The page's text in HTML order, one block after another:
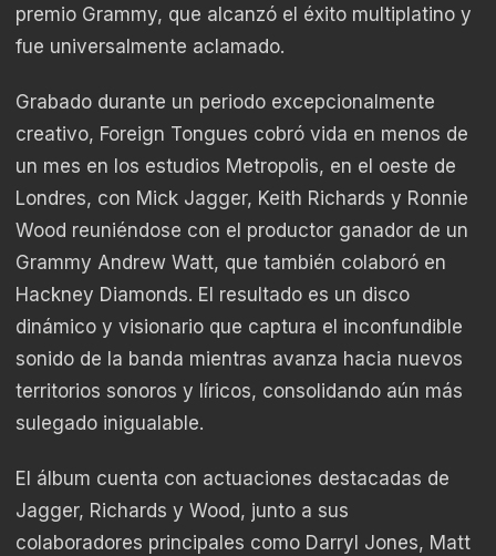
premio Grammy, que alcanzó el éxito multiplatino y
fue universalmente aclamado.
Grabado durante un periodo excepcionalmente
creativo, Foreign Tongues cobró vida en menos de
un mes en los estudios Metropolis, en el oeste de
Londres, con Mick Jagger, Keith Richards y Ronnie
Wood reuniéndose con el productor ganador de un
Grammy Andrew Watt, que también colaboró en
Hackney Diamonds. El resultado es un disco
dinámico y visionario que captura el inconfundible
sonido de la banda mientras avanza hacia nuevos
territorios sonoros y líricos, consolidando aún más
sulegado inigualable.
El álbum cuenta con actuaciones destacadas de
Jagger, Richards y Wood, junto a sus
colaboradores principales como Darryl Jones, Matt